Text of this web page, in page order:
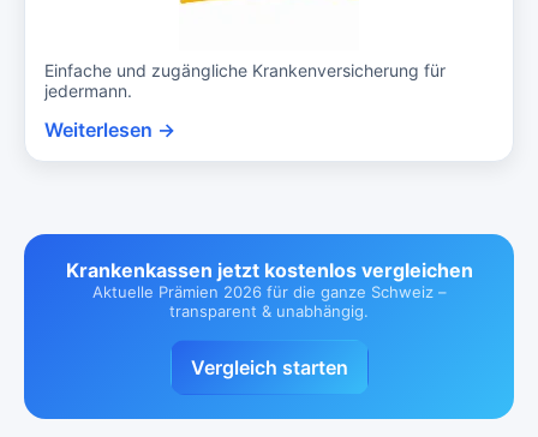
Einfache und zugängliche Krankenversicherung für
jedermann.
Weiterlesen →
Krankenkassen jetzt kostenlos vergleichen
Aktuelle Prämien 2026 für die ganze Schweiz –
transparent & unabhängig.
Vergleich starten